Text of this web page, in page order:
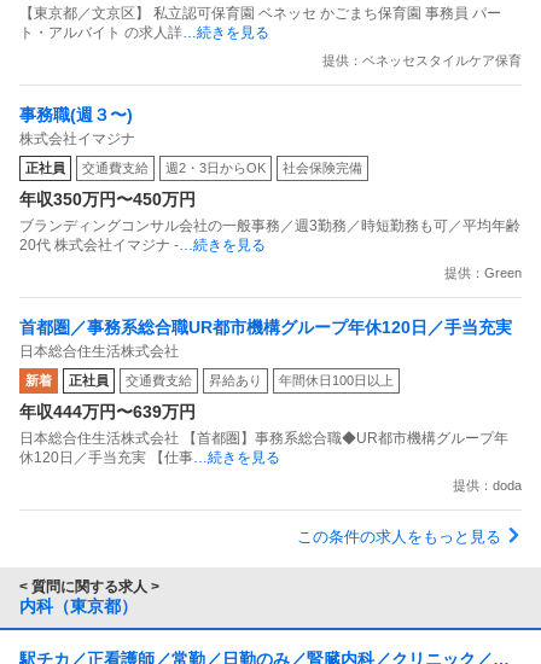
【東京都／文京区】 私立認可保育園 ベネッセ かごまち保育園 事務員 パー
ト・アルバイト の求人詳…続きを見る
提供：ベネッセスタイルケア保育
事務職(週３〜)
株式会社イマジナ
正社員 交通費支給 週2・3日からOK 社会保険完備
年収350万円〜450万円
ブランディングコンサル会社の一般事務／週3勤務／時短勤務も可／平均年齢
20代 株式会社イマジナ -…続きを見る
提供：Green
首都圏／事務系総合職UR都市機構グループ年休120日／手当充実
日本総合住生活株式会社
新着 正社員 交通費支給 昇給あり 年間休日100日以上
年収444万円〜639万円
日本総合住生活株式会社 【首都圏】事務系総合職◆UR都市機構グループ年
休120日／手当充実 【仕事…続きを見る
提供：doda
この条件の求人をもっと見る
< 質問に関する求人 >
内科（東京都）
駅チカ／正看護師／常勤／日勤のみ／腎臓内科／クリニック／夜